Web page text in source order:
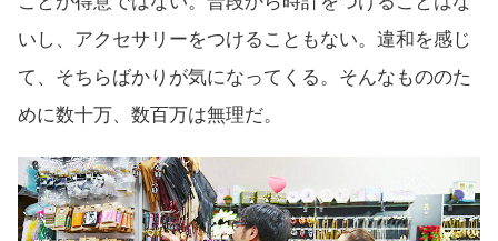
いし、アクセサリーをつけることもない。違和を感じ
て、そちらばかりが気になってくる。そんなもののた
めに数十万、数百万は無理だ。